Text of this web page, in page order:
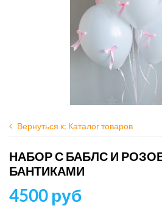
Вернуться к: Каталог товаров
НАБОР С БАБЛС И
БАНТИКАМИ
4500 руб